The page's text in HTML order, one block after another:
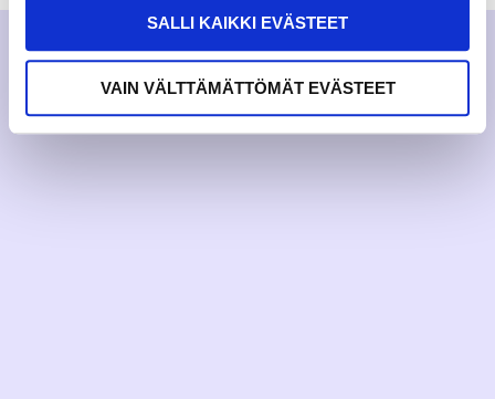
SALLI KAIKKI EVÄSTEET
VAIN VÄLTTÄMÄTTÖMÄT EVÄSTEET